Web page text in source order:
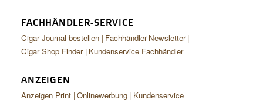
FACHHÄNDLER-SERVICE
Cigar Journal bestellen Fachhändler-Newsletter
Cigar Shop Finder Kundenservice Fachhändler
ANZEIGEN
Anzeigen Print Onlinewerbung Kundenservice